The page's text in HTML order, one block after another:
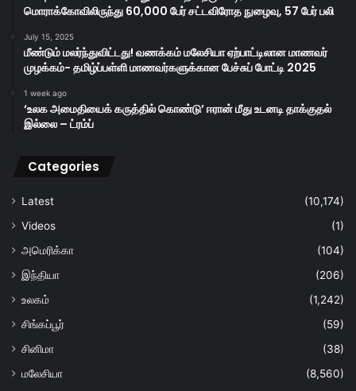
மொராக்கோவிலிருந்து 60,000 பேர் சட்டவிரோத நுழைவு, 57 பேர் பலி
July 15, 2025
மீண்டும் மலர்ந்துவிட்டது! வணக்கம் மலேசியா ஏற்பாட்டிலான மாணவர்
முழக்கம்- தமிழ்ப்பள்ளி மாணவர்களுக்கான பேச்சுப் போட்டி 2025
1 week ago
‘உலக அமைதியைக் கருத்தில் கொண்டு’ ஈரான் மீது உடனடி தாக்குதல்
இல்லை – ட்ரம்ப்
Categories
Latest
(10,174)
Videos
(1)
அமெரிக்கா
(104)
இந்தியா
(206)
உலகம்
(1,242)
சிங்கப்பூர்
(59)
சினிமா
(38)
மலேசியா
(8,560)